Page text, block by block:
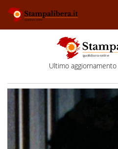
Ultimo aggiornamento